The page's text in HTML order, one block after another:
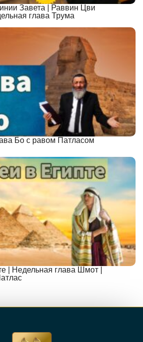
Завета | Раввин Цви
глава Трума
Бо с равом Патласом
| Недельная глава Шмот |